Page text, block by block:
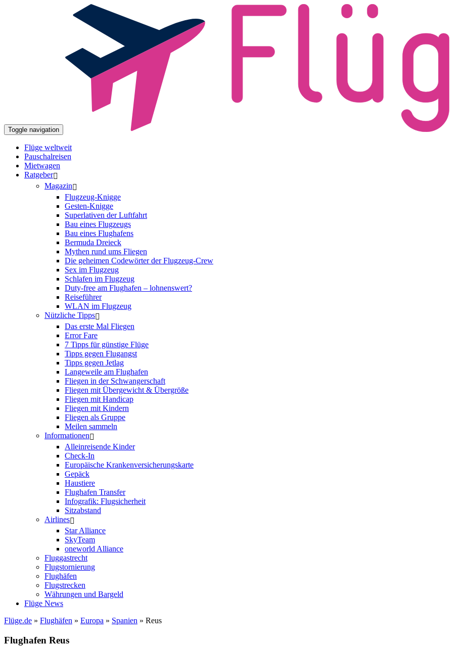
Toggle navigation
Flüge weltweit
Pauschalreisen
Mietwagen
Ratgeber
Magazin
Flugzeug-Knigge
Gesten-Knigge
Superlativen der Luftfahrt
Bau eines Flugzeugs
Bau eines Flughafens
Bermuda Dreieck
Mythen rund ums Fliegen
Die geheimen Codewörter der Flugzeug-Crew
Sex im Flugzeug
Schlafen im Flugzeug
Duty-free am Flughafen – lohnenswert?
Reiseführer
WLAN im Flugzeug
Nützliche Tipps
Das erste Mal Fliegen
Error Fare
7 Tipps für günstige Flüge
Tipps gegen Flugangst
Tipps gegen Jetlag
Langeweile am Flughafen
Fliegen in der Schwangerschaft
Fliegen mit Übergewicht & Übergröße
Fliegen mit Handicap
Fliegen mit Kindern
Fliegen als Gruppe
Meilen sammeln
Informationen
Alleinreisende Kinder
Check-In
Europäische Krankenversicherungskarte
Gepäck
Haustiere
Flughafen Transfer
Infografik: Flugsicherheit
Sitzabstand
Airlines
Star Alliance
SkyTeam
oneworld Alliance
Fluggastrecht
Flugstornierung
Flughäfen
Flugstrecken
Währungen und Bargeld
Flüge News
Flüge.de » Flughäfen » Europa » Spanien » Reus
Flughafen Reus